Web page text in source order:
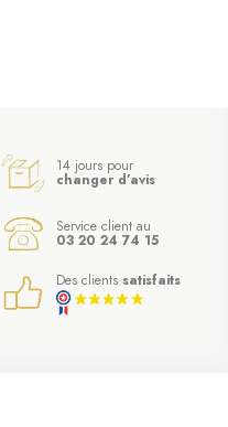
14 jours pour
changer d’avis
Service client au
03 20 24 74 15
Des clients satisfaits